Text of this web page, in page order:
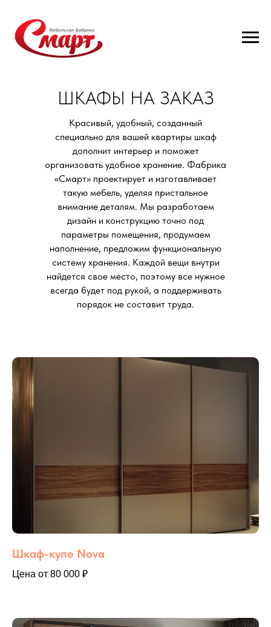
ШКАФЫ НА ЗАКАЗ
Красивый, удобный, созданный
специально для вашей квартиры шкаф
дополнит интерьер и поможет
организовать удобное хранение. Фабрика
«Смарт» проектирует и изготавливает
такую мебель, уделяя пристальное
внимание деталям. Мы разработаем
дизайн и конструкцию точно под
параметры помещения, продумаем
наполнение, предложим функциональную
систему хранения. Каждой вещи внутри
найдется свое место, поэтому все нужное
всегда будет под рукой, а поддерживать
порядок не составит труда.
Шкаф-купе Nova
Цена от 80 000 ₽